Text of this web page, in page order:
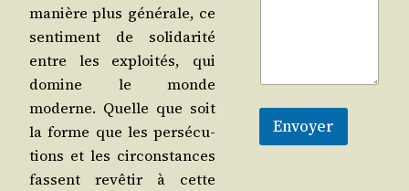
manière plus géné­rale, ce
sen­ti­ment de soli­da­ri­té
entre les exploi­tés, qui
domine le monde
moderne. Quelle que soit
la forme que les per­sé­cu­
tions et les cir­cons­tances
fassent revê­tir à cette
Envoyer